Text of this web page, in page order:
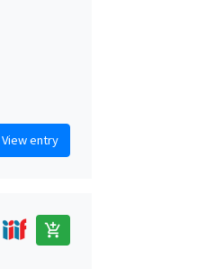
View entry
add_shopping_cart